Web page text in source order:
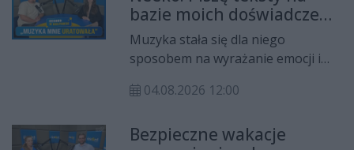
fotowoltaicznej i modernizację
laboratoriów, wynikach
tegorocznej rekrutacji, nowych
kierunkach studiów oraz
inwestycjach w rozwój zaplecza
sztucznej inteligencji.
bazie moich doświadczeń,
rówieśników i rodziny. To
jest najlepszy sposób
terapii
Muzyka stała się dla niego
sposobem na wyrażanie emocji i
Frączek opowiedział o swojej
albumie ,,5 lat’’ w programie Rekord
04.08.2026 12:00
Bezpieczne wakacje